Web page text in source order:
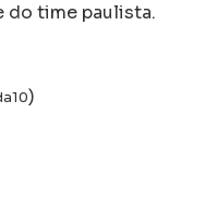
do time paulista.
)